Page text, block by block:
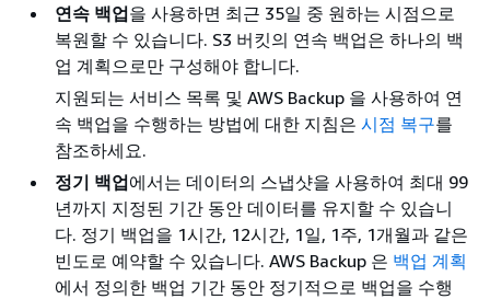
연속 백업을 사용하면 최근 35일 중 원하는 시점으로
복원할 수 있습니다. S3 버킷의 연속 백업은 하나의 백
업 계획으로만 구성해야 합니다.
지원되는 서비스 목록 및 AWS Backup 을 사용하여 연
속 백업을 수행하는 방법에 대한 지침은 시점 복구를
참조하세요.
정기 백업에서는 데이터의 스냅샷을 사용하여 최대 99
년까지 지정된 기간 동안 데이터를 유지할 수 있습니
다. 정기 백업을 1시간, 12시간, 1일, 1주, 1개월과 같은
빈도로 예약할 수 있습니다. AWS Backup 은 백업 계획
에서 정의한 백업 기간 동안 정기적으로 백업을 수행